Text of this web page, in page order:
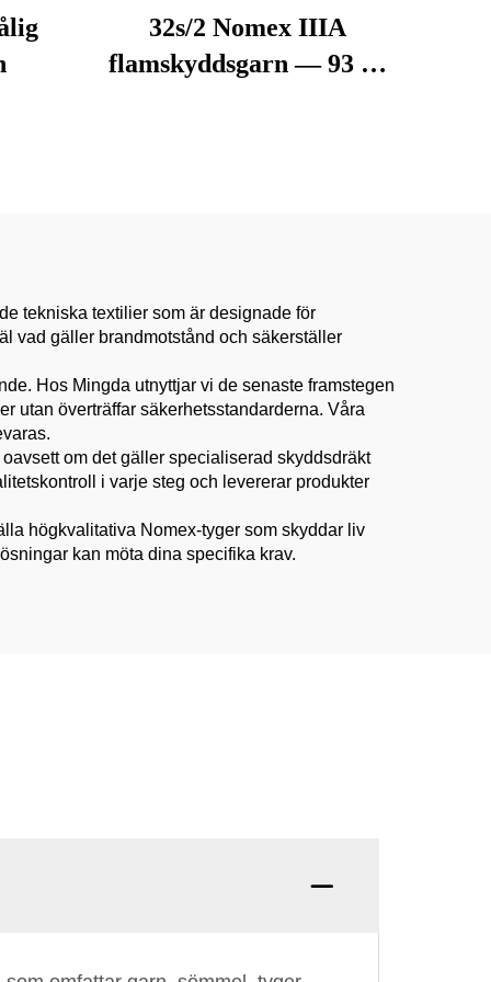
32s/2 Nomex IIIA
flamskyddsgarn — 93 %
tekniska textilier som är designade för
vad gäller brandmotstånd och säkerställer
Hos Mingda utnyttjar vi de senaste framstegen
utan överträffar säkerhetsstandarderna. Våra
om det gäller specialiserad skyddsdräkt
i varje steg och levererar produkter
högkvalitativa Nomex-tyger som skyddar liv
kan möta dina specifika krav.